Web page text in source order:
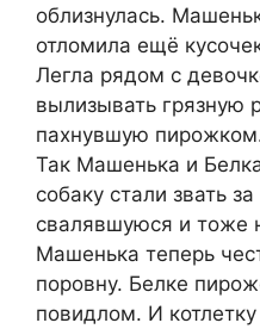
облизнулась.
отломила ещё
Легла рядом с
вылизывать грязную
пахнувшую
Так Машенька и
собаку стали звать
свалявшуюся и тоже
Машенька теперь
поровну. Белке
повидлом. И